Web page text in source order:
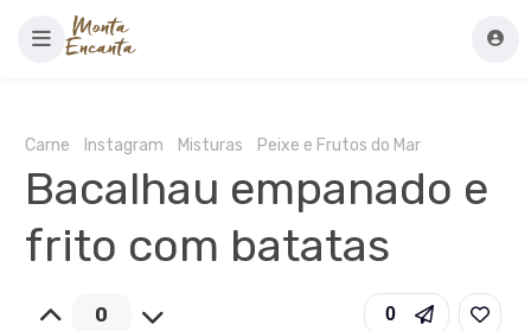
Carne Instagram Misturas Peixe e Frutos do Mar
Bacalhau empanado e
frito com batatas
0 0